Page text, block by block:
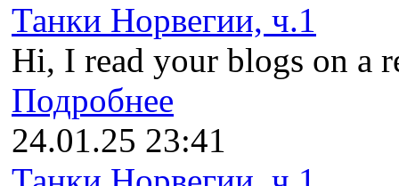
Танки Норвегии, ч.1
Hi, I read your blogs on a
Подробнее
24.01.25 23:41